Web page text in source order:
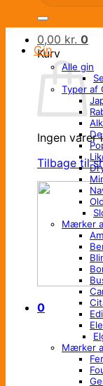
0,00 kr. 0
Kurv
Ingen varer
Tilbage til
0
Gin
Alle gin
Typer af
Mærker
Mærker